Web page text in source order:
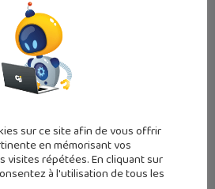
sur ce site afin de vous offrir
en mémorisant vos
visites répétées. En cliquant sur
à l'utilisation de tous les